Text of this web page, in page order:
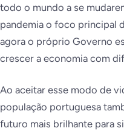
todo o mundo a se
pandemia o foco principal
agora o próprio Governo
crescer a economia com
Ao aceitar esse modo de
população portuguesa
futuro mais brilhante para